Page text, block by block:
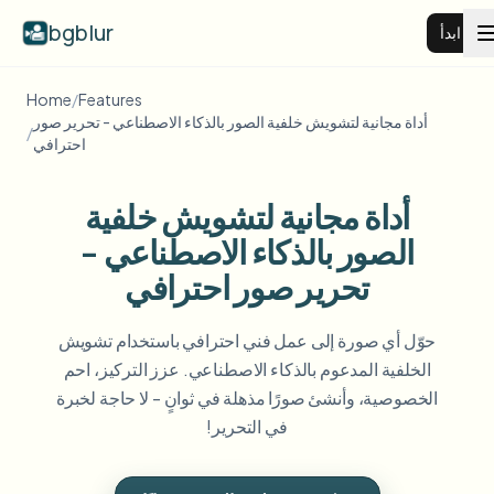
bgblur ابدأ
طمس خلفية الفيديو
تصفح مكتبة الأمثلة الكاملة
طمس لوحة السيارة
View all features
Browse every blur tool in one place
الشركات
المدارس والتعليم
Home/Features
/
أداة مجانية لتشويش خلفية الصور بالذكاء الاصطناعي - تحرير صور
احترافي
أداة مجانية لتشويش خلفية
الصور بالذكاء الاصطناعي -
تحرير صور احترافي
حوّل أي صورة إلى عمل فني احترافي باستخدام تشويش
الخلفية المدعوم بالذكاء الاصطناعي. عزز التركيز، احم
الخصوصية، وأنشئ صورًا مذهلة في ثوانٍ - لا حاجة لخبرة
في التحرير!